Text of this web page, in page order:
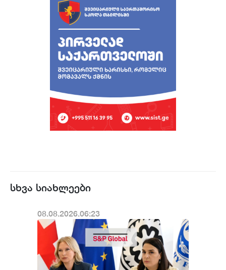
სხვა სიახლეები
08.08.2026.06:23